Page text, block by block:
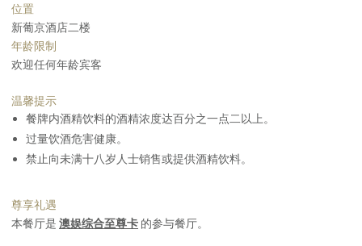
位置
新葡京酒店二楼
年龄限制
欢迎任何年龄宾客
温馨提示
餐牌内酒精饮料的酒精浓度达百分之一点二以上。
过量饮酒危害健康。
禁止向未满十八岁人士销售或提供酒精饮料。
尊享礼遇
本餐厅是 澳娱综合至尊卡 的参与餐厅。